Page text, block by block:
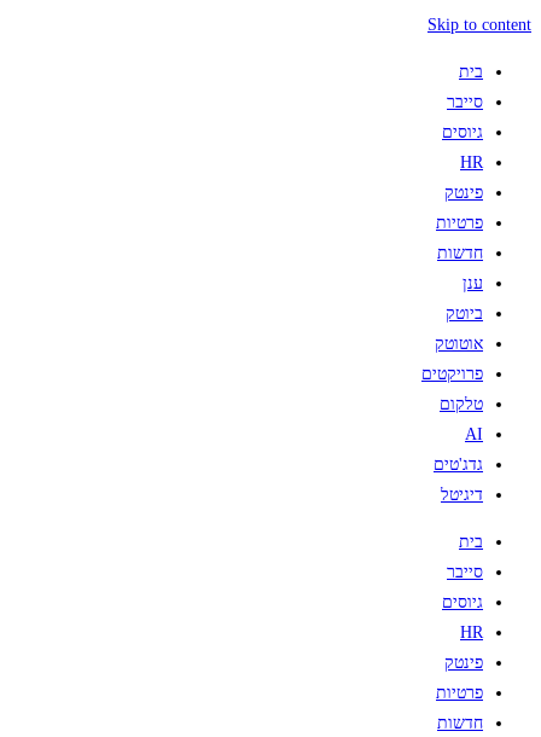
Skip to content
בית
סייבר
גיוסים
HR
פינטק
פרטיות
חדשות
ענן
ביוטק
אוטוטק
פרויקטים
טלקום
AI
גדג'טים
דיגיטל
בית
סייבר
גיוסים
HR
פינטק
פרטיות
חדשות